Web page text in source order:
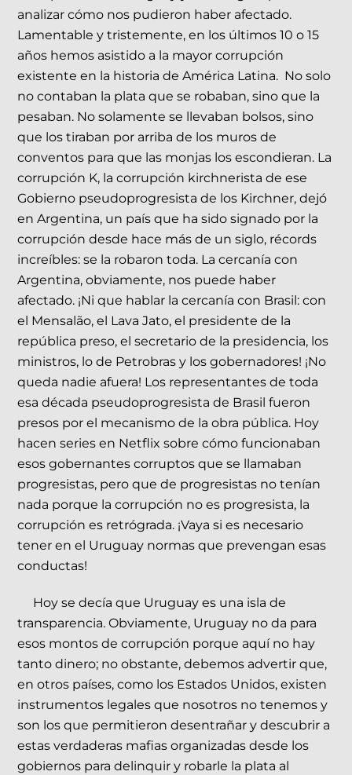
analizar cómo nos pudieron haber afectado.
Lamentable y tristemente, en los últimos 10 o 15
años hemos asistido a la mayor corrupción
existente en la historia de América Latina. No solo
no contaban la plata que se robaban, sino que la
pesaban. No solamente se llevaban bolsos, sino
que los tiraban por arriba de los muros de
conventos para que las monjas los escondieran. La
corrupción K, la corrupción kirchnerista de ese
Gobierno pseudoprogresista de los Kirchner, dejó
en Argentina, un país que ha sido signado por la
corrupción desde hace más de un siglo, récords
increíbles: se la robaron toda. La cercanía con
Argentina, obviamente, nos puede haber
afectado. ¡Ni que hablar la cercanía con Brasil: con
el Mensalão, el Lava Jato, el presidente de la
república preso, el secretario de la presidencia, los
ministros, lo de Petrobras y los gobernadores! ¡No
queda nadie afuera! Los representantes de toda
esa década pseudoprogresista de Brasil fueron
presos por el mecanismo de la obra pública. Hoy
hacen series en Netflix sobre cómo funcionaban
esos gobernantes corruptos que se llamaban
progresistas, pero que de progresistas no tenían
nada porque la corrupción no es progresista, la
corrupción es retrógrada. ¡Vaya si es necesario
tener en el Uruguay normas que prevengan esas
conductas!
Hoy se decía que Uruguay es una isla de
transparencia. Obviamente, Uruguay no da para
esos montos de corrupción porque aquí no hay
tanto dinero; no obstante, debemos advertir que,
en otros países, como los Estados Unidos, existen
instrumentos legales que nosotros no tenemos y
son los que permitieron desentrañar y descubrir a
estas verdaderas mafias organizadas desde los
gobiernos para delinquir y robarle la plata al